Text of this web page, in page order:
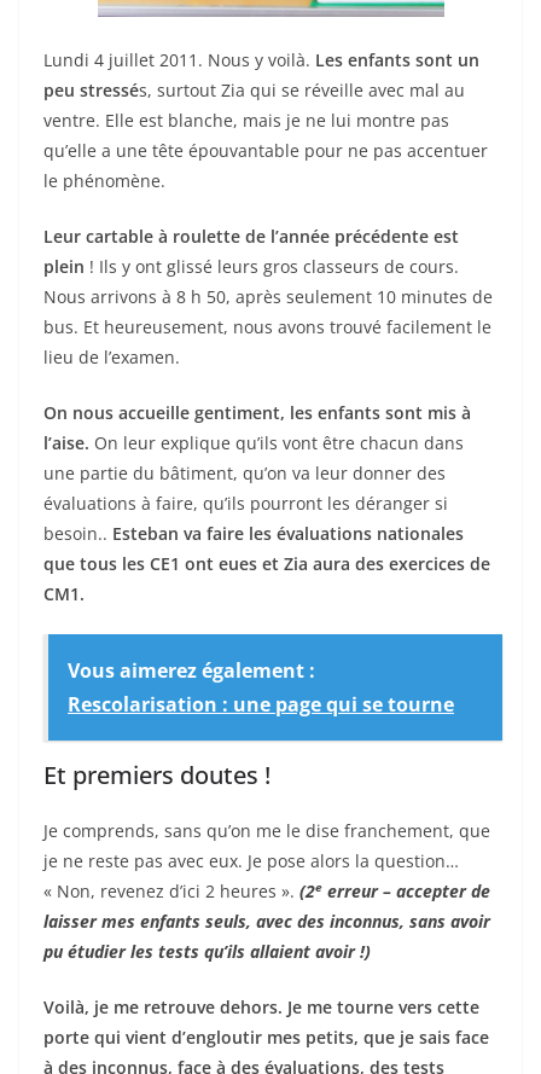
Lundi 4 juillet 2011. Nous y voilà. Les enfants sont un
peu stressés, surtout Zia qui se réveille avec mal au
ventre. Elle est blanche, mais je ne lui montre pas
qu’elle a une tête épouvantable pour ne pas accentuer
le phénomène.
Leur cartable à roulette de l’année précédente est
plein ! Ils y ont glissé leurs gros classeurs de cours.
Nous arrivons à 8 h 50, après seulement 10 minutes de
bus. Et heureusement, nous avons trouvé facilement le
lieu de l’examen.
On nous accueille gentiment, les enfants sont mis à
l’aise. On leur explique qu’ils vont être chacun dans
une partie du bâtiment, qu’on va leur donner des
évaluations à faire, qu’ils pourront les déranger si
besoin.. Esteban va faire les évaluations nationales
que tous les CE1 ont eues et Zia aura des exercices de
CM1.
Vous aimerez également :
Rescolarisation : une page qui se tourne
Et premiers doutes !
Je comprends, sans qu’on me le dise franchement, que
je ne reste pas avec eux. Je pose alors la question…
« Non, revenez d’ici 2 heures ». (2e erreur – accepter de
laisser mes enfants seuls, avec des inconnus, sans avoir
pu étudier les tests qu’ils allaient avoir !)
Voilà, je me retrouve dehors. Je me tourne vers cette
porte qui vient d’engloutir mes petits, que je sais face
à des inconnus, face à des évaluations, des tests